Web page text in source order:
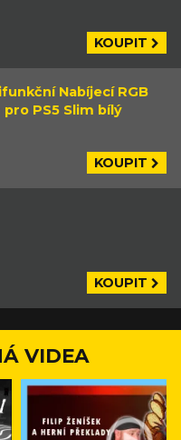
KOUPIT
Nabíjecí RGB
PS5 Slim bílý
KOUPIT
KOUPIT
VIDEA